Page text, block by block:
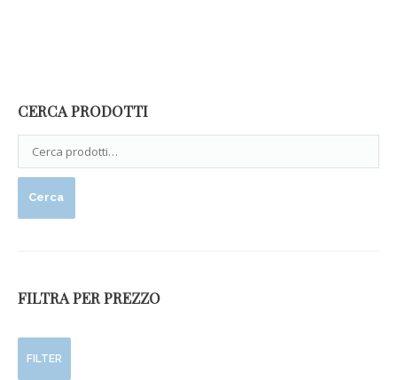
CERCA PRODOTTI
Cerca
FILTRA PER PREZZO
FILTER